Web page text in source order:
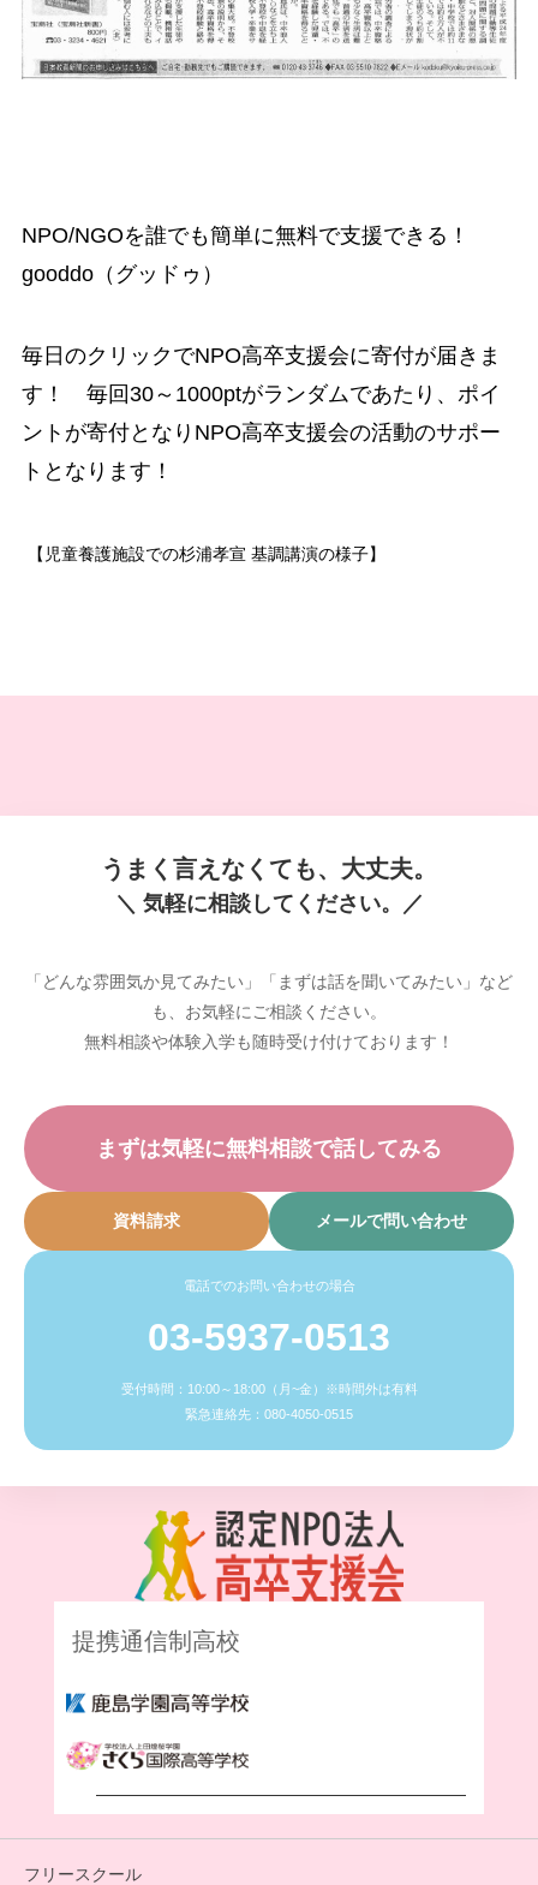
NPO/NGOを誰でも簡単に無料で支援できる！
gooddo（グッドゥ）
毎日のクリックでNPO高卒支援会に寄付が届きま
す！ 毎回30～1000ptがランダムであたり、ポイ
ントが寄付となりNPO高卒支援会の活動のサポー
トとなります！
【児童養護施設での杉浦孝宣 基調講演の様子】
うまく言えなくても、大丈夫。
＼ 気軽に相談してください。／
「どんな雰囲気か見てみたい」「まずは話を聞いてみたい」など
も、お気軽にご相談ください。
無料相談や体験入学も随時受け付けております！
まずは気軽に無料相談で話してみる
資料請求 メールで問い合わせ
電話でのお問い合わせの場合
03-5937-0513
受付時間：10:00～18:00（月~金）※時間外は有料
緊急連絡先：080-4050-0515
提携通信制高校
フリースクール